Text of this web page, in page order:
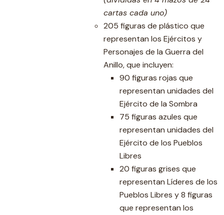
cartas cada uno)
205 figuras de plástico que
representan los Ejércitos y
Personajes de la Guerra del
Anillo, que incluyen:
90 figuras rojas que
representan unidades del
Ejército de la Sombra
75 figuras azules que
representan unidades del
Ejército de los Pueblos
Libres
20 figuras grises que
representan Líderes de los
Pueblos Libres y 8 figuras
que representan los